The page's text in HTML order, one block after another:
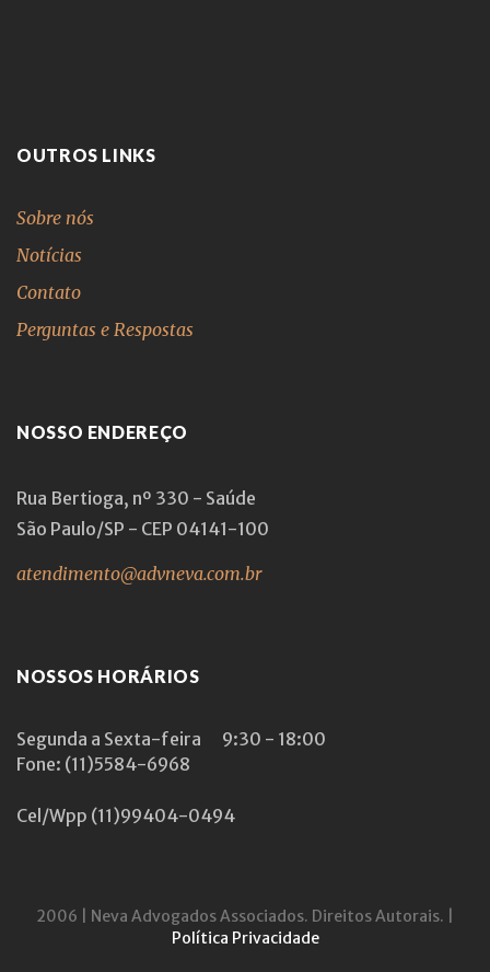
OUTROS LINKS
Sobre nós
Notícias
Contato
Perguntas e Respostas
NOSSO ENDEREÇO
Rua Bertioga, nº 330 - Saúde
São Paulo/SP - CEP 04141-100
atendimento@advneva.com.br
NOSSOS HORÁRIOS
Segunda a Sexta-feira
9:30 - 18:00
Fone: (11)5584-6968
Cel/Wpp (11)99404-0494
2006 | Neva Advogados Associados. Direitos Autorais. |
Política Privacidade